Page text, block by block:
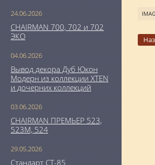
24.06.2026
CHAIRMAN 700, 702 и 702
ЭКО
04.06.2026
Вывод декора Дуб Юкон
Модерн из коллекции XTEN
и дочерних коллекций
03.06.2026
CHAIRMAN ПРЕМЬЕР 523,
523М, 524
29.05.2026
Стандарт СТ-85